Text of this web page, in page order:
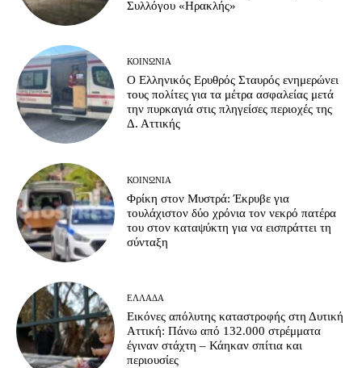
Συλλόγου «Ηρακλής»
ΚΟΙΝΩΝΊΑ
Ο Ελληνικός Ερυθρός Σταυρός ενημερώνει
τους πολίτες για τα μέτρα ασφαλείας μετά
την πυρκαγιά στις πληγείσες περιοχές της
Δ. Αττικής
ΚΟΙΝΩΝΊΑ
Φρίκη στον Μυστρά: Έκρυβε για
τουλάχιστον δύο χρόνια τον νεκρό πατέρα
του στον καταψύκτη για να εισπράττει τη
σύνταξη
ΕΛΛΆΔΑ
Εικόνες απόλυτης καταστροφής στη Δυτική
Αττική: Πάνω από 132.000 στρέμματα
έγιναν στάχτη – Κάηκαν σπίτια και
περιουσίες